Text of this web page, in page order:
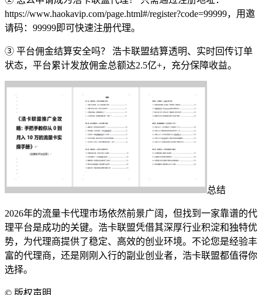
https://www.haokavip.com/page.html#/register?code=99999，用邀
请码：99999即可快速注册代理。
③ 平台佣金结算安全吗？ 浩卡联盟结算透明、实时回传订单
状态，平台累计发放佣金总额达2.5亿+，充分保障收益。
总结
2026年的流量卡代理市场依然前景广阔，但找到一家靠谱的代
理平台是成功的关键。浩卡联盟凭借其深厚行业积淀和独特优
势，为代理商提供了稳定、高效的创业环境。不论您是经验丰
富的代理商，还是刚刚入行的副业创业者，浩卡联盟都值得你
选择。
© 版权声明